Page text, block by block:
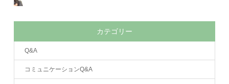
カテゴリー
Q&A
コミュニケーションQ&A